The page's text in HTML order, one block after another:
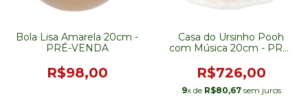
Bola Lisa Amarela 20cm -
PRÉ-VENDA
R$98,00
Casa do Ursinho Pooh
com Música 20cm - PRÉ-
R$726,00
9x de R$80,67sem juros